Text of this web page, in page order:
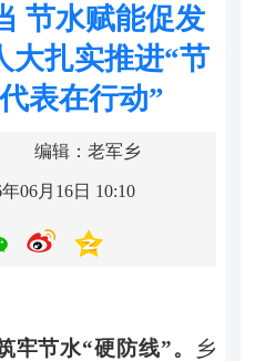
节水赋能促发
扎实推进“节
表在行动”
编辑：老军乡
06月16日 10:10
牢节水“硬防线”。
乡